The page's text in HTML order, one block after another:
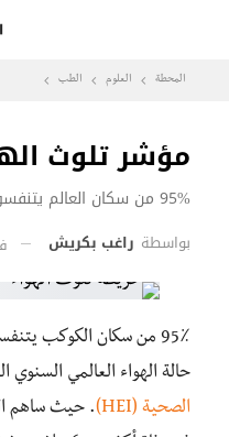
المحطة العلوم الطب
مؤشر تلوث
95% من سكان العالم يتنفسون هواءً غير صحي
بواسطة راغب بكريش
95٪ من سكان الكوكب
حالة الهواء العالمي السنوي
الصحية (HEI)
. حيث ساهم